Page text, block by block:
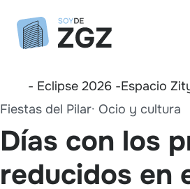
- Eclipse 2026 -Espacio
Fiestas del Pilar Ocio y cultura
Días con los
reducidos en